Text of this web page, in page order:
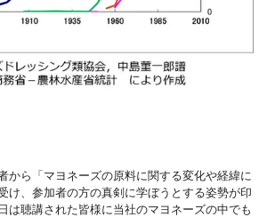
から「マヨネーズの原料に関する変化や経緯に
け、参加者の方の真剣に学ぼうとする姿勢が印
は聴講された皆様に当社のマヨネーズの中でも